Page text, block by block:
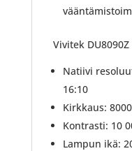
Vivitek
Natiivi
16:10
Kirkkaus:
Kontrasti: 10
Lampun ikä: